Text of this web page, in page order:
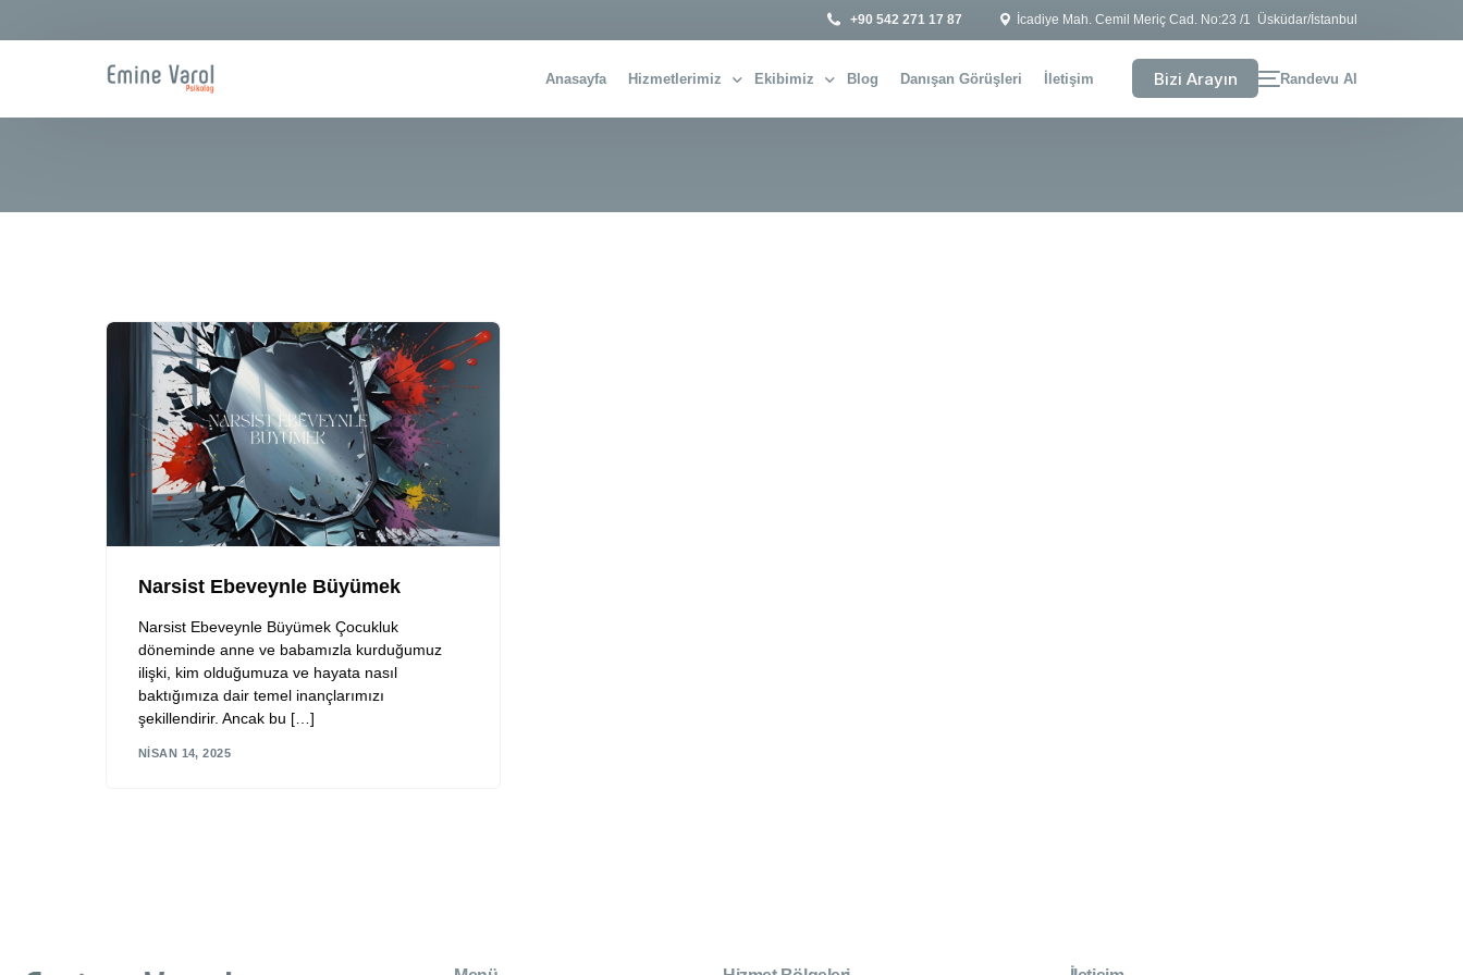
+90 542 271 17 87 İcadiye Mah. Cemil Meriç Cad. No:23 /1 Üsküdar/İstanbul
Anasayfa Hizmetlerimiz
Bireysel Terapi
Ekibimiz
Şevval YILDIZ YILMAZ
Blog Danışan Görüşleri İletişim Bizi Arayın Randevu Al
Narsist Ebeveynle Büyümek
Narsist Ebeveynle Büyümek Çocukluk
döneminde anne ve babamızla kurduğumuz
ilişki, kim olduğumuza ve hayata nasıl
baktığımıza dair temel inançlarımızı
şekillendirir. Ancak bu […]
NISAN 14, 2025